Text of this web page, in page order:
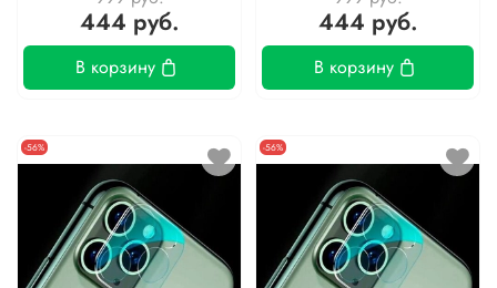
444 руб.
В корзину
444 руб.
В корзину
-56% -56%